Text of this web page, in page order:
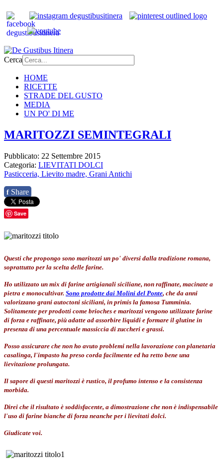
Cerca
HOME
RICETTE
STRADE DEL GUSTO
MEDIA
UN PO' DI ME
MARITOZZI SEMINTEGRALI
Pubblicato: 22 Settembre 2015
Categoria: LIEVITATI DOLCI
Pasticceria, Lievito madre, Grani Antichi
f Share
Save
Questi che propongo sono maritozzi un po' diversi dalla tradizione romana,
soprattutto per la scelta delle farine.
Ho utilizzato un mix di farine artigianali siciliane, non raffinate, macinate a
pietra e monocultivar. Sono prodotte dai Molini del Ponte, che da anni
valorizzano grani autoctoni siciliani, in primis la famosa Tumminia.
Solitamente per prodotti come brioches e maritozzi vengono utilizzate farine
di forza e raffinate, più adatte ad assorbire liquidi e formare il glutine in
presenza di una percentuale massiccia di zuccheri e grassi.
Posso assicurare che non ho avuto problemi nella lavorazione con planetaria
casalinga, l'impasto ha preso corda facilmente ed ha retto bene una
lievitazione prolungata.
Il sapore di questi maritozzi è rustico, il profumo intenso e la consistenza
morbida.
Direi che il risultato è soddisfacente, a dimostrazione che non è indispensabile
l'uso di farine bianche di forza neanche per i lievitati dolci.
Giudicate voi.